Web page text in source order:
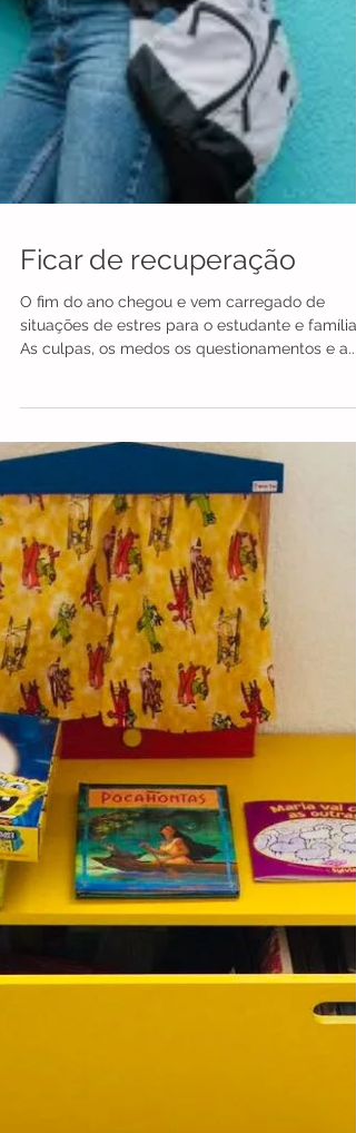
Ficar de recuperação
O fim do ano chegou e vem carregado de
As culpas, os medos os questionamentos e a...